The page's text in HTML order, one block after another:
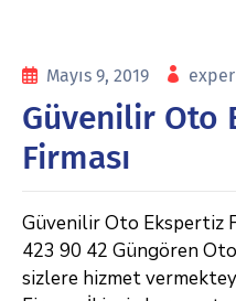
Mayıs 9, 2019 exper
Güvenilir Oto
Firması
Güvenilir Oto Ekspertiz
423 90 42 Güngören
sizlere hizmet